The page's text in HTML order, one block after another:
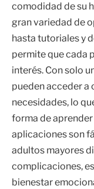
comodidad de su
gran variedad de
hasta tutoriales y
permite que cada
interés. Con solo
pueden acceder a
necesidades, lo
forma de aprender
aplicaciones son
adultos mayores
complicaciones,
bienestar